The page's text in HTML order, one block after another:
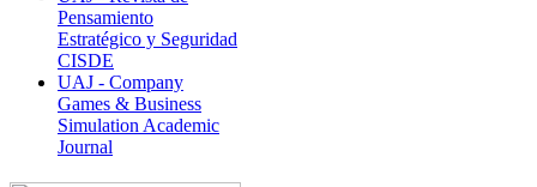
Pensamiento
Estratégico y Seguridad
CISDE
UAJ - Company
Games & Business
Simulation Academic
Journal